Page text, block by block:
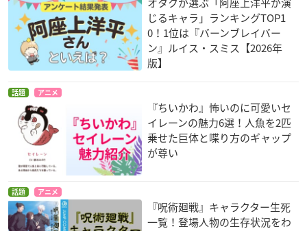
じるキャラ」ランキングTOP1
0！1位は『バーンブレイバー
ン』ルイス・スミス【2026年
版】
話題 アニメ
『ちいかわ』怖いのに可愛いセ
イレーンの魅力6選！人魚を2匹
乗せた巨体と喋り方のギャップ
が尊い
話題 アニメ
『呪術廻戦』キャラクター生死
一覧！登場人物の生存状況をわ